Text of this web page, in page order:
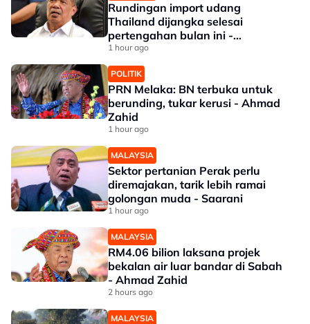
Rundingan import udang
Thailand dijangka selesai
pertengahan bulan ini -
Mohamad
1 hour ago
POLITIK
PRN Melaka: BN terbuka untuk
berunding, tukar kerusi - Ahmad
Zahid
1 hour ago
MALAYSIA
Sektor pertanian Perak perlu
diremajakan, tarik lebih ramai
golongan muda - Saarani
1 hour ago
MALAYSIA
RM4.06 bilion laksana projek
bekalan air luar bandar di Sabah
- Ahmad Zahid
2 hours ago
MALAYSIA